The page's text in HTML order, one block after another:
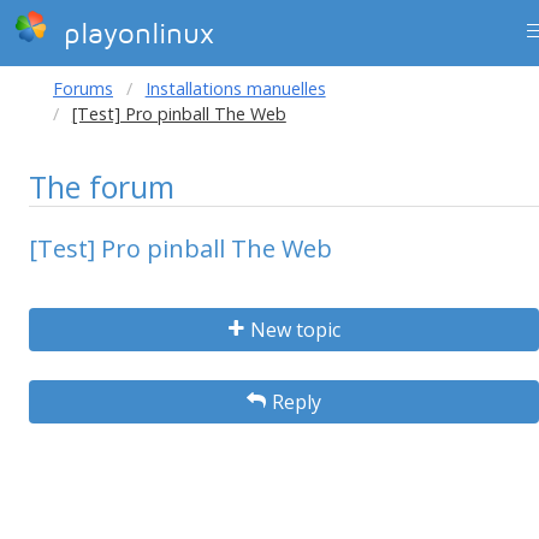
playonlinux
Forums
Installations manuelles
[Test] Pro pinball The Web
The forum
[Test] Pro pinball The Web
New topic
Reply